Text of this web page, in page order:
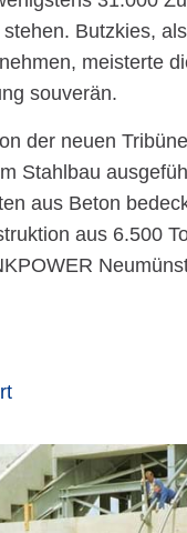
Butzkies,
meisterte
souverän.
der neuen
Stahlbau
aus Beton
aus 6.500